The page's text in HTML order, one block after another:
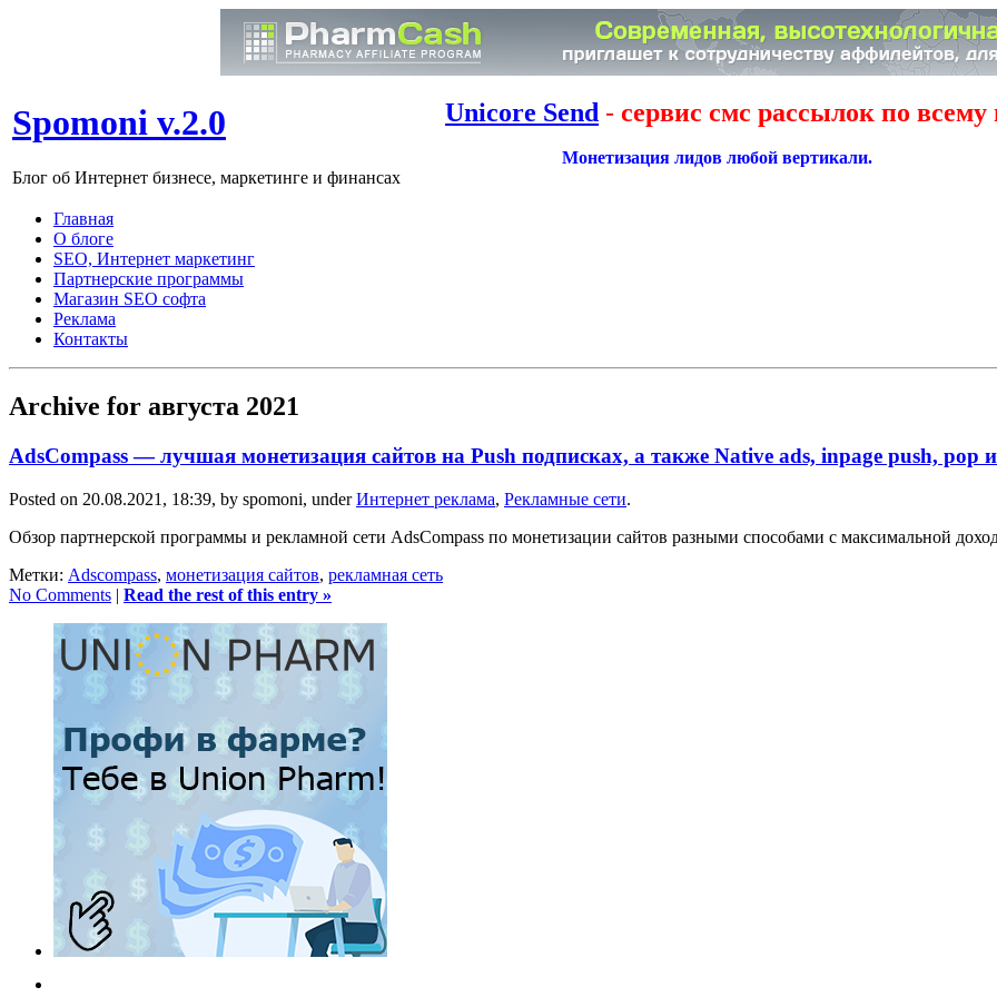
Spomoni v.2.0
Блог об Интернет бизнесе, маркетинге и финансах
Unicore Send - сервис смс рассылок по всему
Монетизация лидов любой вертикали.
Главная
О блоге
SEO, Интернет маркетинг
Партнерские программы
Магазин SEO софта
Реклама
Контакты
Archive for августа 2021
AdsCompass — лучшая монетизация сайтов на Push подписках, а также Native ads, inpage push, pop
Posted on 20.08.2021, 18:39, by spomoni, underИнтернет реклама, Рекламные сети.
Обзор партнерской программы и рекламной сети AdsCompass по монетизации сайтов разными способами с максимальной
Метки: Adscompass, монетизация сайтов, рекламная сеть
No Comments | Read the rest of this entry »